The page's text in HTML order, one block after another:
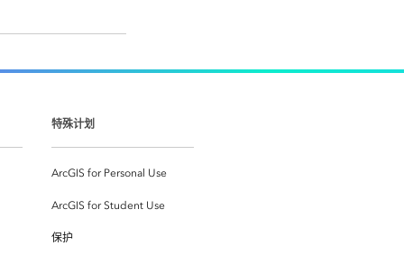
特殊计划
ArcGIS for Personal Use
ArcGIS for Student Use
保护